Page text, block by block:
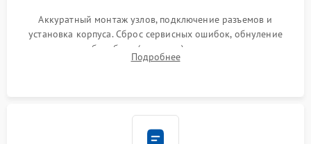
Аккуратный монтаж узлов, подключение разъемов и
установка корпуса. Сброс сервисных ошибок, обнуление
счетчиков абсорбера (памперса) или узла переноса,
обновление прошивки и программная калибровка аппарата.
Подробнее